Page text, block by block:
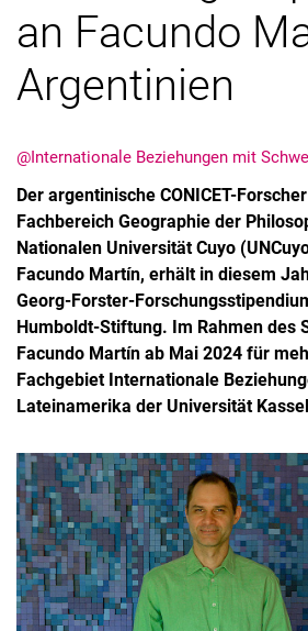
Alle Meldungen
Alle Termine
an Facundo
Argentinien
@Internationale Beziehungen mit
Der argentinische CONICET-
Fachbereich Geographie der
Nationalen Universität Cuyo
Facundo Martín, erhält in diesem
Georg-Forster-
Humboldt-Stiftung. Im Rahmen des
Facundo Martín ab Mai 2024 für
Fachgebiet Internationale
Lateinamerika der Universität